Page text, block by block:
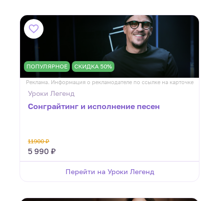
ПОПУЛЯРНОЕ СКИДКА 50%
Реклама. Информация о рекламодателе по ссылке на карточке
Уроки Легенд
Сонграйтинг и исполнение песен
11900 ₽
5 990 ₽
Перейти на Уроки Легенд